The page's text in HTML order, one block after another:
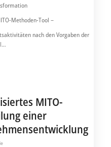
Methoden-Tool –
nach den Vorgaben der
MITO-
einer